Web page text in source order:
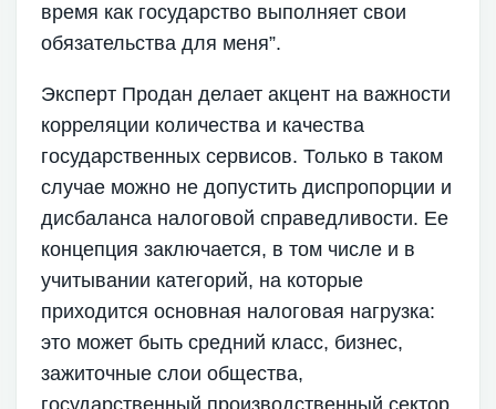
время как государство выполняет свои
обязательства для меня”.
Эксперт Продан делает акцент на важности
корреляции количества и качества
государственных сервисов. Только в таком
случае можно не допустить диспропорции и
дисбаланса налоговой справедливости. Ее
концепция заключается, в том числе и в
учитывании категорий, на которые
приходится основная налоговая нагрузка:
это может быть средний класс, бизнес,
зажиточные слои общества,